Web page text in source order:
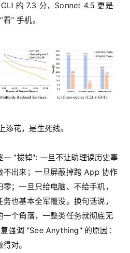
的 7.3 分，Sonnet 4.5 更是
” 手机。
花，是生死线。
一 "拔掉": 一旦不让助理读历史事
不出来；一旦屏蔽掉跨 App 协作
；一旦只给电脑、不给手机，
也基本全军覆没。换句话说，
一个角落，一整类任务就彻底无
强调 "See Anything" 的原因：
对。